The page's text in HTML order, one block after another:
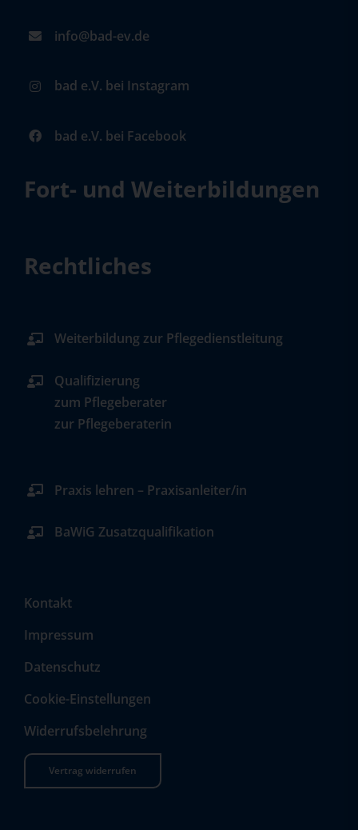
info@bad-ev.de
bad e.V. bei Instagram
bad e.V. bei Facebook
Fort- und Weiterbildungen
Rechtliches
Weiterbildung zur Pflegedienstleitung
Qualifizierung
zum Pflegeberater
zur Pflegeberaterin
Praxis lehren – Praxisanleiter/in
BaWiG Zusatzqualifikation
Kontakt
Impressum
Datenschutz
Cookie-Einstellungen
Widerrufsbelehrung
Vertrag widerrufen